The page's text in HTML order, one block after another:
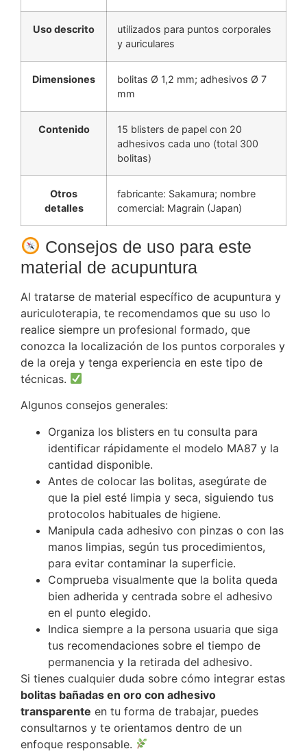
Uso descrito
utilizados para puntos corporales
y auriculares
Dimensiones
bolitas Ø 1,2 mm; adhesivos Ø 7
mm
Contenido
15 blisters de papel con 20
adhesivos cada uno (total 300
bolitas)
Otros
detalles
fabricante: Sakamura; nombre
comercial: Magrain (Japan)
Consejos de uso para este
material de acupuntura
Al tratarse de material específico de acupuntura y
auriculoterapia, te recomendamos que su uso lo
realice siempre un profesional formado, que
conozca la localización de los puntos corporales y
de la oreja y tenga experiencia en este tipo de
técnicas.
Algunos consejos generales:
Organiza los blisters en tu consulta para
identificar rápidamente el modelo MA87 y la
cantidad disponible.
Antes de colocar las bolitas, asegúrate de
que la piel esté limpia y seca, siguiendo tus
protocolos habituales de higiene.
Manipula cada adhesivo con pinzas o con las
manos limpias, según tus procedimientos,
para evitar contaminar la superficie.
Comprueba visualmente que la bolita queda
bien adherida y centrada sobre el adhesivo
en el punto elegido.
Indica siempre a la persona usuaria que siga
tus recomendaciones sobre el tiempo de
permanencia y la retirada del adhesivo.
Si tienes cualquier duda sobre cómo integrar estas
bolitas bañadas en oro con adhesivo
transparente en tu forma de trabajar, puedes
consultarnos y te orientamos dentro de un
enfoque responsable.